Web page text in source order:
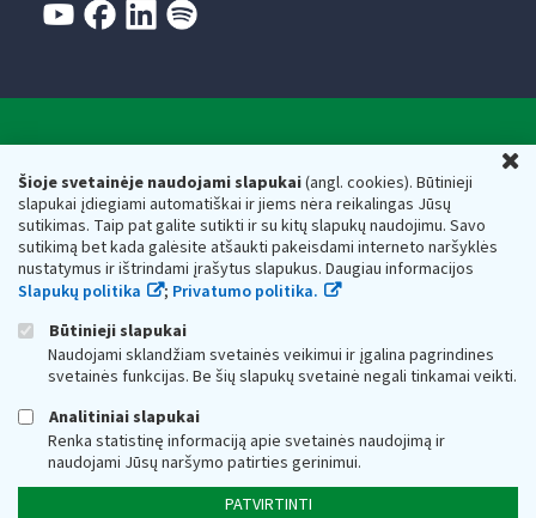
Šioje svetainėje naudojami slapukai(angl. cookies). Būtinieji
slapukai įdiegiami automatiškai ir jiems nėra reikalingas Jūsų
sutikimas. Taip pat galite sutikti ir su kitų slapukų naudojimu. Savo
sutikimą bet kada galėsite atšaukti pakeisdami interneto naršyklės
nustatymus ir ištrindami įrašytus slapukus. Daugiau informacijos
Slapukų politika
; Privatumo politika.
Būtinieji slapukai
Naudojami sklandžiam svetainės veikimui ir įgalina pagrindines
svetainės funkcijas. Be šių slapukų svetainė negali tinkamai veikti.
Analitiniai slapukai
Renka statistinę informaciją apie svetainės naudojimą ir
naudojami Jūsų naršymo patirties gerinimui.
PATVIRTINTI
Respublikos finansų ministerijos
Biudžetinė įstaiga. Juridinio asmens kodas — 188659752,
adresas: Vasario 16-osios g. 14, 01107 Vilnius, Lietuva, el.paštas:
vmi@vmi.lt, E. pristatymo dėžutės adresas 188659752
Duomenys apie Valstybinę mokesčių inspekciją prie Lietuvos
Respublikos finansų ministerijos kaupiami ir saugomi Juridinių